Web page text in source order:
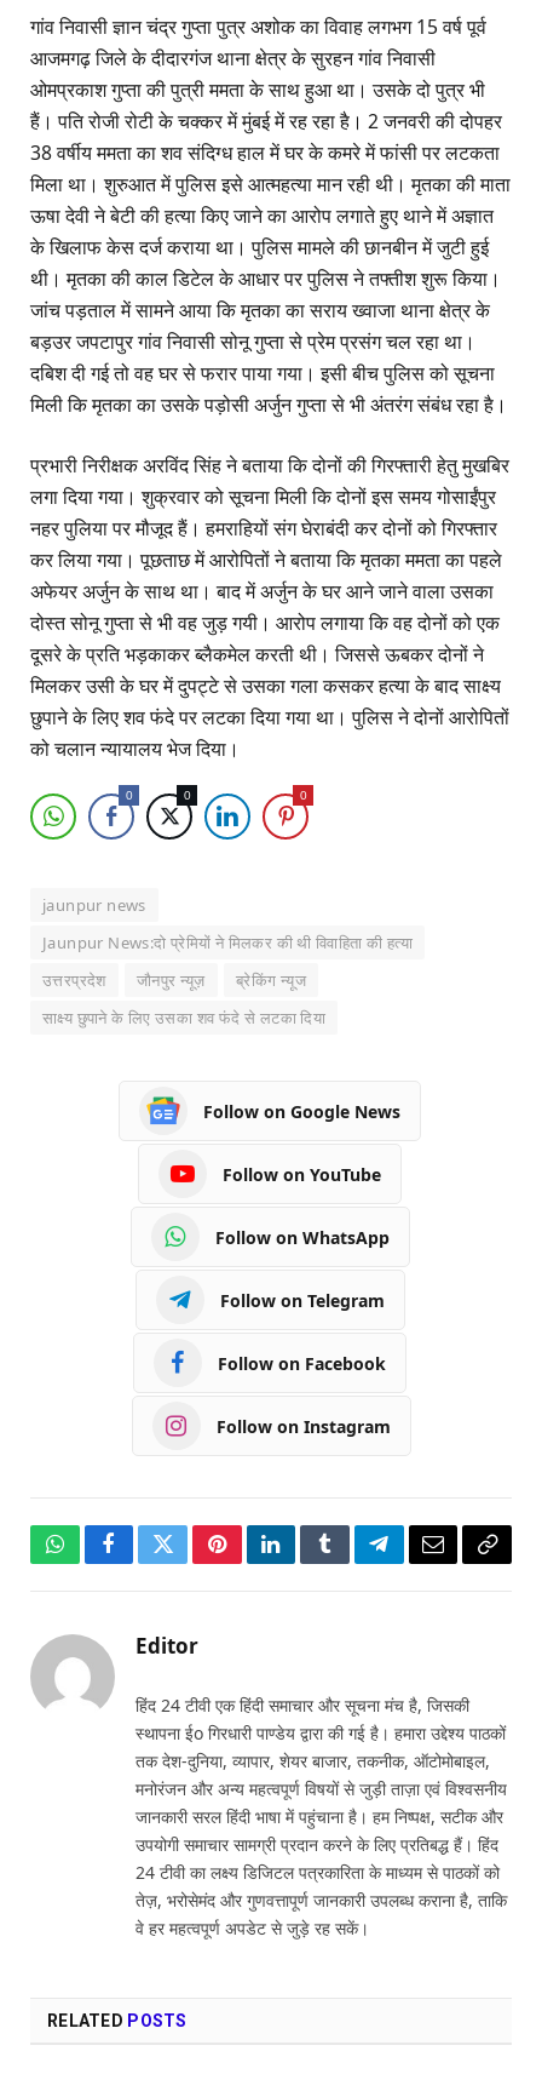
गांव निवासी ज्ञान चंद्र गुप्ता पुत्र अशोक का विवाह लगभग 15 वर्ष पूर्व
आजमगढ़ जिले के दीदारगंज थाना क्षेत्र के सुरहन गांव निवासी
ओमप्रकाश गुप्ता की पुत्री ममता के साथ हुआ था। उसके दो पुत्र भी
हैं। पति रोजी रोटी के चक्कर में मुंबई में रह रहा है। 2 जनवरी की दोपहर
38 वर्षीय ममता का शव संदिग्ध हाल में घर के कमरे में फांसी पर लटकता
मिला था। शुरुआत में पुलिस इसे आत्महत्या मान रही थी। मृतका की माता
ऊषा देवी ने बेटी की हत्या किए जाने का आरोप लगाते हुए थाने में अज्ञात
के खिलाफ केस दर्ज कराया था। पुलिस मामले की छानबीन में जुटी हुई
थी। मृतका की काल डिटेल के आधार पर पुलिस ने तफ्तीश शुरू किया।
जांच पड़ताल में सामने आया कि मृतका का सराय ख्वाजा थाना क्षेत्र के
बड़उर जपटापुर गांव निवासी सोनू गुप्ता से प्रेम प्रसंग चल रहा था।
दबिश दी गई तो वह घर से फरार पाया गया। इसी बीच पुलिस को सूचना
मिली कि मृतका का उसके पड़ोसी अर्जुन गुप्ता से भी अंतरंग संबंध रहा है।
प्रभारी निरीक्षक अरविंद सिंह ने बताया कि दोनों की गिरफ्तारी हेतु मुखबिर
लगा दिया गया। शुक्रवार को सूचना मिली कि दोनों इस समय गोसाईंपुर
नहर पुलिया पर मौजूद हैं। हमराहियों संग घेराबंदी कर दोनों को गिरफ्तार
कर लिया गया। पूछताछ में आरोपितों ने बताया कि मृतका ममता का पहले
अफेयर अर्जुन के साथ था। बाद में अर्जुन के घर आने जाने वाला उसका
दोस्त सोनू गुप्ता से भी वह जुड़ गयी। आरोप लगाया कि वह दोनों को एक
दूसरे के प्रति भड़काकर ब्लैकमेल करती थी। जिससे ऊबकर दोनों ने
मिलकर उसी के घर में दुपट्टे से उसका गला कसकर हत्या के बाद साक्ष्य
छुपाने के लिए शव फंदे पर लटका दिया गया था। पुलिस ने दोनों आरोपितों
को चलान न्यायालय भेज दिया।
0 0 0
jaunpur news
Jaunpur News:दो प्रेमियों ने मिलकर की थी विवाहिता की हत्या
उत्तरप्रदेश
जौनपुर न्यूज़
ब्रेकिंग न्यूज
साक्ष्य छुपाने के लिए उसका शव फंदे से लटका दिया
Follow on Google News
Follow on YouTube
Follow on WhatsApp
Follow on Telegram
Follow on Facebook
Follow on Instagram
WhatsAppFacebookTwitterPinterestLinkedInTumblrTelegramEmailCopy
Editor
हिंद 24 टीवी एक हिंदी समाचार और सूचना मंच है, जिसकी
स्थापना ईo गिरधारी पाण्डेय द्वारा की गई है। हमारा उद्देश्य पाठकों
तक देश-दुनिया, व्यापार, शेयर बाजार, तकनीक, ऑटोमोबाइल,
मनोरंजन और अन्य महत्वपूर्ण विषयों से जुड़ी ताज़ा एवं विश्वसनीय
जानकारी सरल हिंदी भाषा में पहुंचाना है। हम निष्पक्ष, सटीक और
उपयोगी समाचार सामग्री प्रदान करने के लिए प्रतिबद्ध हैं। हिंद
24 टीवी का लक्ष्य डिजिटल पत्रकारिता के माध्यम से पाठकों को
तेज़, भरोसेमंद और गुणवत्तापूर्ण जानकारी उपलब्ध कराना है, ताकि
वे हर महत्वपूर्ण अपडेट से जुड़े रह सकें।
RELATED POSTS